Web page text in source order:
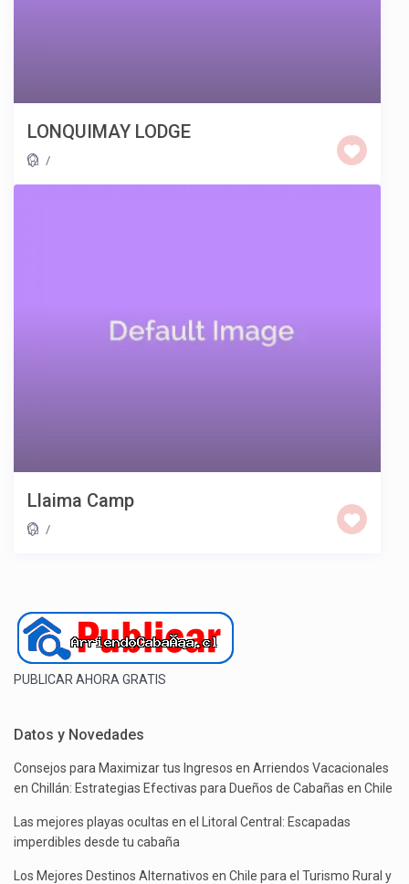
LONQUIMAY LODGE
/
Llaima Camp
/
PUBLICAR AHORA GRATIS
Datos y Novedades
Consejos para Maximizar tus Ingresos en Arriendos Vacacionales
en Chillán: Estrategias Efectivas para Dueños de Cabañas en Chile
Las mejores playas ocultas en el Litoral Central: Escapadas
imperdibles desde tu cabaña
Los Mejores Destinos Alternativos en Chile para el Turismo Rural y